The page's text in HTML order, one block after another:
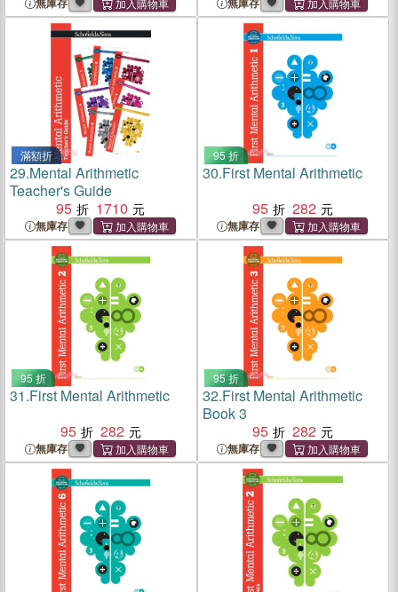
滿額折
29.Mental Arithmetic
Teacher's Guide
95
1710
無庫存
95 折
30.First Mental Arithmetic
95
282
無庫存
95 折
31.First Mental Arithmetic
95
282
無庫存
95 折
32.First Mental Arithmetic
Book 3
95
282
無庫存